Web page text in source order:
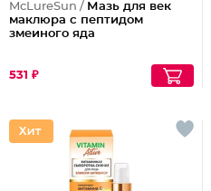
McLureSun / Мазь для век
маклюра с пептидом
змеиного яда
531 ₽